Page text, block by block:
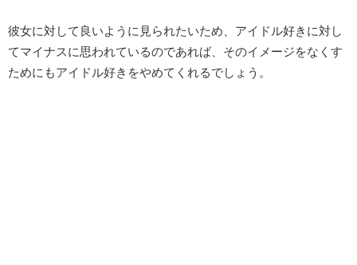
彼女に対して良いように見られたいため、アイドル好きに対し
てマイナスに思われているのであれば、そのイメージをなくす
ためにもアイドル好きをやめてくれるでしょう。